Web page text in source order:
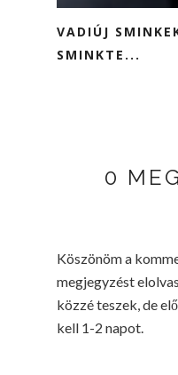
VADIÚJ
SMINKTE...
0
Köszönöm a
megjegyzést
közzé teszek, de
kell 1-2 napot.